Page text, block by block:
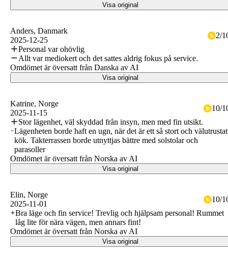
Visa original
Anders, Danmark
2025-12-25
2/
Personal var ohövlig
Allt var mediokert och det sattes aldrig fokus på service.
Omdömet är översatt från Danska av AI
Visa original
Katrine, Norge
2025-11-15
10/
Stor lägenhet, väl skyddad från insyn, men med fin utsikt.
Lägenheten borde haft en ugn, när det är ett så stort och välutrustat
kök. Takterrassen borde utnyttjas bättre med solstolar och
parasoller
Omdömet är översatt från Norska av AI
Visa original
Elin, Norge
2025-11-01
10/
Bra läge och fin service! Trevlig och hjälpsam personal! Rummet
låg lite för nära vägen, men annars fint!
Omdömet är översatt från Norska av AI
Visa original